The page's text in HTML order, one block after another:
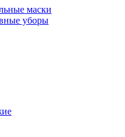
маски
уборы